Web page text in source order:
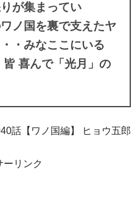
が集まってい
ノ国を裏で支えたヤ
・みなここにいる
喜んで「光月」の
話【ワノ国編】 ヒョウ五郎
ーリンク